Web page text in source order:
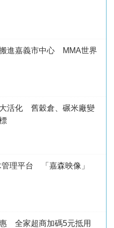
進嘉義市中心 MMA世界
活化 舊穀倉、碾米廠變
理平台 「嘉森映像」
全家超商加碼5元抵用